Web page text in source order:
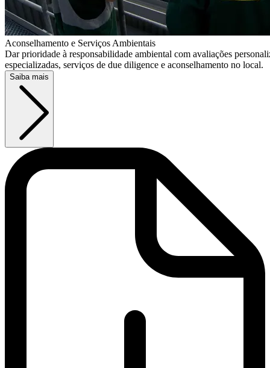
Aconselhamento e Serviços Ambientais
Dar prioridade à responsabilidade ambiental com avaliações
especializadas, serviços de due diligence e aconselhamento no local.
Saiba mais